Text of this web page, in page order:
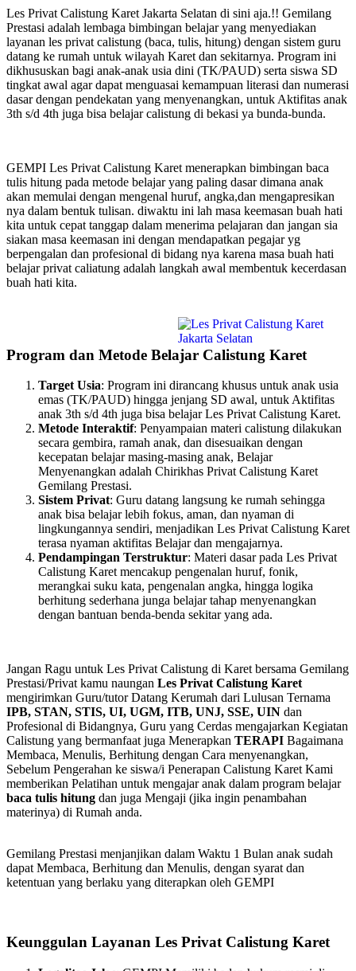
Les Privat Calistung Karet Jakarta Selatan di sini aja.!! Gemilang
Prestasi adalah lembaga bimbingan belajar yang menyediakan
layanan les privat calistung (baca, tulis, hitung) dengan sistem guru
datang ke rumah untuk wilayah Karet dan sekitarnya. Program ini
dikhususkan bagi anak-anak usia dini (TK/PAUD) serta siswa SD
tingkat awal agar dapat menguasai kemampuan literasi dan numerasi
dasar dengan pendekatan yang menyenangkan, untuk Aktifitas anak
3th s/d 4th juga bisa belajar calistung di bekasi ya bunda-bunda.
GEMPI Les Privat Calistung Karet menerapkan bimbingan baca
tulis hitung pada metode belajar yang paling dasar dimana anak
akan memulai dengan mengenal huruf, angka,dan mengapresikan
nya dalam bentuk tulisan. diwaktu ini lah masa keemasan buah hati
kita untuk cepat tanggap dalam menerima pelajaran dan jangan sia
siakan masa keemasan ini dengan mendapatkan pegajar yg
berpengalan dan profesional di bidang nya karena masa buah hati
belajar privat caliatung adalah langkah awal membentuk kecerdasan
buah hati kita.
Program dan Metode Belajar Calistung Karet
Target Usia: Program ini dirancang khusus untuk anak usia
emas (TK/PAUD) hingga jenjang SD awal, untuk Aktifitas
anak 3th s/d 4th juga bisa belajar Les Privat Calistung Karet.
Metode Interaktif: Penyampaian materi calistung dilakukan
secara gembira, ramah anak, dan disesuaikan dengan
kecepatan belajar masing-masing anak, Belajar
Menyenangkan adalah Chirikhas Privat Calistung Karet
Gemilang Prestasi.
Sistem Privat: Guru datang langsung ke rumah sehingga
anak bisa belajar lebih fokus, aman, dan nyaman di
lingkungannya sendiri, menjadikan Les Privat Calistung Karet
terasa nyaman aktifitas Belajar dan mengajarnya.
Pendampingan Terstruktur: Materi dasar pada Les Privat
Calistung Karet mencakup pengenalan huruf, fonik,
merangkai suku kata, pengenalan angka, hingga logika
berhitung sederhana junga belajar tahap menyenangkan
dengan bantuan benda-benda sekitar yang ada.
Jangan Ragu untuk Les Privat Calistung di Karet bersama Gemilang
Prestasi/Privat kamu naungan Les Privat Calistung Karet
mengirimkan Guru/tutor Datang Kerumah dari Lulusan Ternama
IPB, STAN, STIS, UI, UGM, ITB, UNJ, SSE, UIN dan
Profesional di Bidangnya, Guru yang Cerdas mengajarkan Kegiatan
Calistung yang bermanfaat juga Menerapkan TERAPI Bagaimana
Membaca, Menulis, Berhitung dengan Cara menyenangkan,
Sebelum Pengerahan ke siswa/i Penerapan Calistung Karet Kami
memberikan Pelatihan untuk mengajar anak dalam program belajar
baca tulis hitung dan juga Mengaji (jika ingin penambahan
materinya) di Rumah anda.
Gemilang Prestasi menjanjikan dalam Waktu 1 Bulan anak sudah
dapat Membaca, Berhitung dan Menulis, dengan syarat dan
ketentuan yang berlaku yang diterapkan oleh GEMPI
Keunggulan Layanan Les Privat Calistung Karet